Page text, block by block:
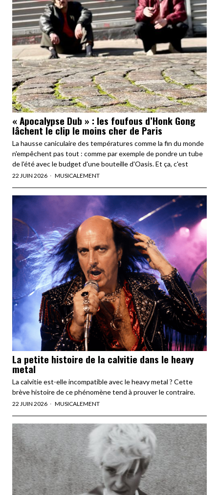
« Apocalypse Dub » : les foufous d’Honk Gong
lâchent le clip le moins cher de Paris
La hausse caniculaire des températures comme la fin du monde
n'empêchent pas tout : comme par exemple de pondre un tube
de l'été avec le budget d'une bouteille d'Oasis. Et ça, c'est
22 JUIN 2026 MUSICALEMENT
La petite histoire de la calvitie dans le heavy
metal
La calvitie est-elle incompatible avec le heavy metal ? Cette
brève histoire de ce phénomène tend à prouver le contraire.
22 JUIN 2026 MUSICALEMENT